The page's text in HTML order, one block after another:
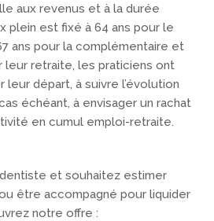
aux revenus et à la durée
plein est fixé à 64 ans pour le
ans pour la complémentaire et
leur retraite, les praticiens ont
départ, à suivre l’évolution
échéant, à envisager un rachat
en cumul emploi-retraite.
et souhaitez estimer
être accompagné pour liquider
notre offre :